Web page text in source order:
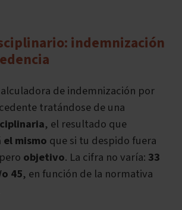
indemnización
de indemnización por
tratándose de una
, el resultado que
el mismo que si tu despido fuera
objetivo. La cifra no varía: 33
45, en función de la normativa